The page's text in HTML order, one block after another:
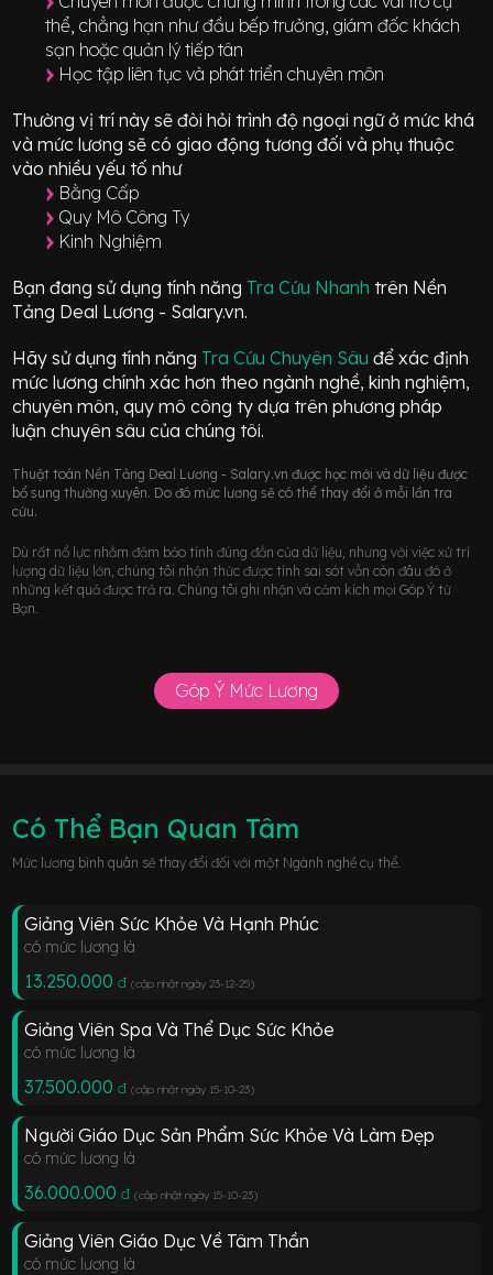
thể, chẳng hạn như đầu bếp trưởng, giám đốc khách
sạn hoặc quản lý tiếp tân
Học tập liên tục và phát triển chuyên môn
Thường vị trí này sẽ đòi hỏi trình độ ngoại ngữ ở mứckhá
và mức lương sẽ có giao động tương đối và phụ thuộc
vào nhiều yếu tố như
Bằng Cấp
Quy Mô Công Ty
Kinh Nghiệm
Bạn đang sử dụng tính năng Tra Cứu Nhanh trên Nền
Tảng Deal Lương - Salary.vn.
Hãy sử dụng tính năng Tra Cứu Chuyên Sâuđể xác định
mức lương chính xác hơn theo ngành nghề, kinh nghiệm,
chuyên môn, quy mô công ty dựa trên phương pháp
luận chuyên sâu của chúng tôi.
Thuật toán Nền Tảng Deal Lương - Salary.vn được học mới và dữ liệu được
bổ sung thường xuyên. Do đó mức lương sẽ có thể thay đổi ở mỗi lần tra
cứu.
Dù rất nổ lực nhằm đảm bảo tính đúng đắn của dữ liệu, nhưng với việc xử trí
lượng dữ liệu lớn, chúng tôi nhận thức được tính sai sót vẫn còn đâu đó ở
những kết quả được trả ra. Chúng tôi ghi nhận và cảm kích mọi Góp Ý từ
Bạn.
Góp Ý Mức Lương
Có Thể Bạn Quan Tâm
Mức lương bình quân sẽ thay đổi đối với một Ngành nghề cụ thể.
Giảng Viên Sức Khỏe Và Hạnh Phúc
có mức lương là
13.250.000 đ (cập nhật ngày 23-12-25)
Giảng Viên Spa Và Thể Dục Sức Khỏe
có mức lương là
37.500.000 đ (cập nhật ngày 15-10-23)
Người Giáo Dục Sản Phẩm Sức Khỏe Và Làm Đẹp
có mức lương là
36.000.000 đ (cập nhật ngày 15-10-23)
Giảng Viên Giáo Dục Về Tâm Thần
có mức lương là